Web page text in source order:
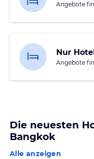
Angebote
Nur Hotel
Angebote
Die neuesten
Bangkok
Alle anzeigen